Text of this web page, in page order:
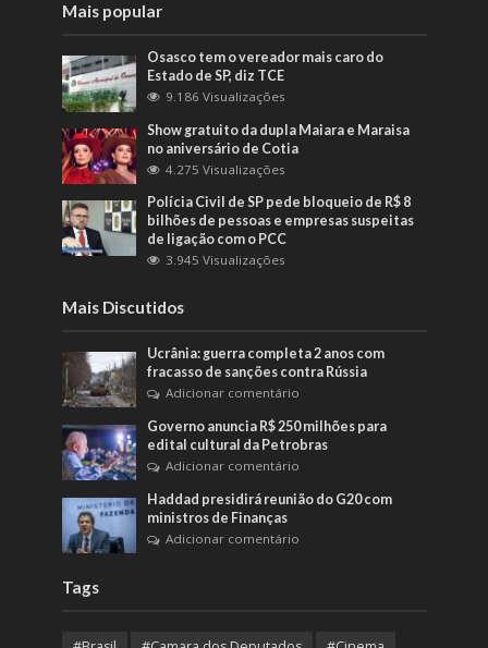
Mais popular
Osasco tem o vereador mais caro do
Estado de SP, diz TCE
9.186 Visualizações
Show gratuito da dupla Maiara e Maraisa
no aniversário de Cotia
4.275 Visualizações
Polícia Civil de SP pede bloqueio de R$ 8
bilhões de pessoas e empresas suspeitas
de ligação com o PCC
3.945 Visualizações
Mais Discutidos
Ucrânia: guerra completa 2 anos com
fracasso de sanções contra Rússia
Adicionar comentário
Governo anuncia R$ 250 milhões para
edital cultural da Petrobras
Adicionar comentário
Haddad presidirá reunião do G20 com
ministros de Finanças
Adicionar comentário
Tags